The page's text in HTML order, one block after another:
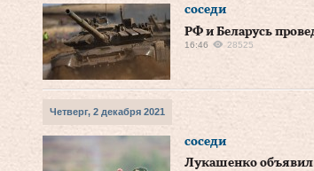
соседи
РФ и Беларусь
16:46 28525
Четверг, 2 декабря 2021
соседи
Лукашенко объявил